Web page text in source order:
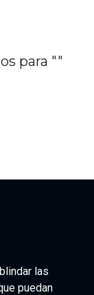
para ""
las
puedan